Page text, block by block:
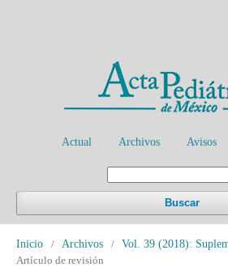
Actual Archivos Avisos
Buscar
Inicio / Archivos / Vol. 39 (2018):
Artículo de revisión